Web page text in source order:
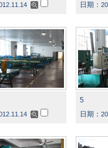
日期：
5
日期：